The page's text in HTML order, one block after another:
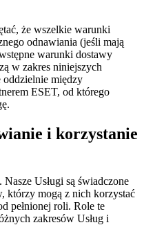
że wszelkie warunki
odnawiania (jeśli mają
warunki dostawy
w zakres niniejszych
oddzielnie między
ESET, od którego
i korzystanie
Nasze Usługi są świadczone
którzy mogą z nich korzystać
pełnionej roli. Role te
zakresów Usług i